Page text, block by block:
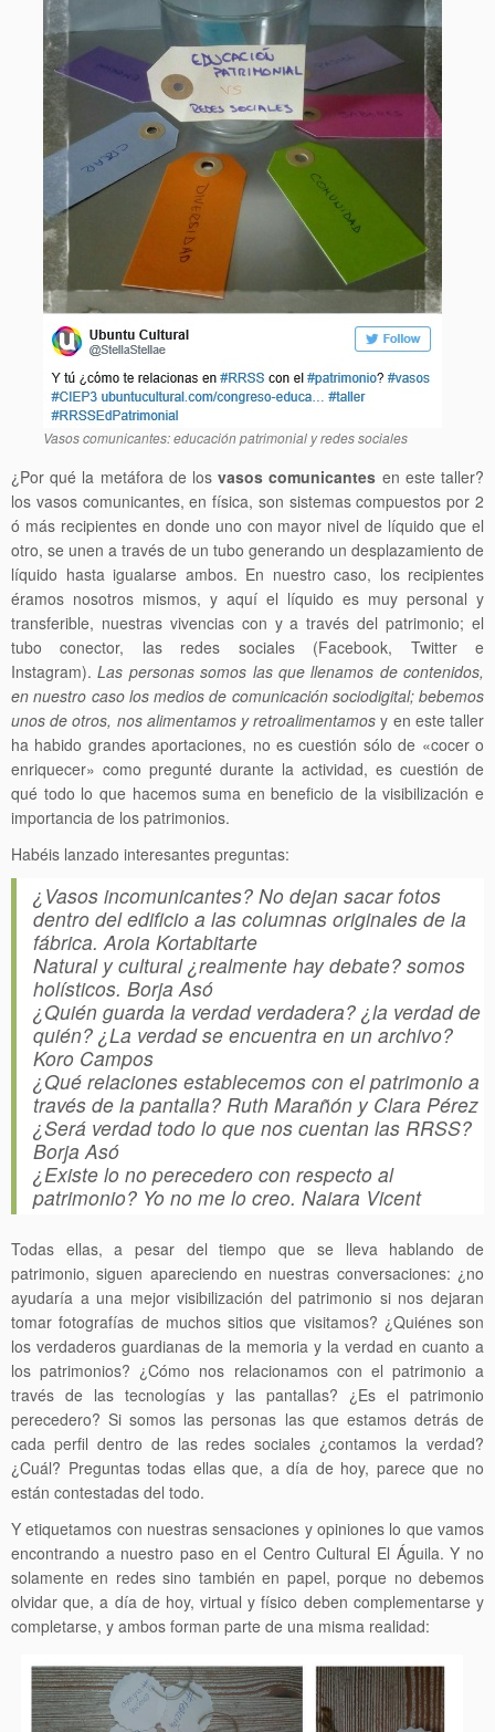
Vasos comunicantes: educación patrimonial y redes sociales
¿Por qué la metáfora de losvasos comunicantes en este taller?
los vasos comunicantes, en física, son sistemas compuestos por 2
ó más recipientes en donde uno con mayor nivel de líquido que el
otro, se unen a través de un tubo generando un desplazamiento de
líquido hasta igualarse ambos. En nuestro caso, los recipientes
éramos nosotros mismos, y aquí el líquido es muy personal y
transferible, nuestras vivencias con y a través del patrimonio; el
tubo conector, las redes sociales (Facebook, Twitter e
Instagram).Las personas somos las que llenamos de contenidos,
en nuestro caso los medios de comunicación sociodigital; bebemos
unos de otros, nos alimentamos y retroalimentamos y en este taller
ha habido grandes aportaciones, no es cuestión sólo de «cocer o
enriquecer» como pregunté durante la actividad, es cuestión de
qué todo lo que hacemos suma en beneficio de la visibilización e
importancia de los patrimonios.
Habéis lanzado interesantes preguntas:
¿Vasos incomunicantes? No dejan sacar fotos
dentro del edificio a las columnas originales de la
fábrica. Aroia Kortabitarte
Natural y cultural ¿realmente hay debate? somos
holísticos. Borja Asó
¿Quién guarda la verdad verdadera? ¿la verdad de
quién? ¿La verdad se encuentra en un archivo?
Koro Campos
¿Qué relaciones establecemos con el patrimonio a
través de la pantalla? Ruth Marañón y Clara Pérez
¿Será verdad todo lo que nos cuentan las RRSS?
Borja Asó
¿Existe lo no perecedero con respecto al
patrimonio? Yo no me lo creo. Naiara Vicent
Todas ellas, a pesar del tiempo que se lleva hablando de
patrimonio, siguen apareciendo en nuestras conversaciones: ¿no
ayudaría a una mejor visibilización del patrimonio si nos dejaran
tomar fotografías de muchos sitios que visitamos? ¿Quiénes son
los verdaderos guardianas de la memoria y la verdad en cuanto a
los patrimonios? ¿Cómo nos relacionamos con el patrimonio a
través de las tecnologías y las pantallas? ¿Es el patrimonio
perecedero? Si somos las personas las que estamos detrás de
cada perfil dentro de las redes sociales ¿contamos la verdad?
¿Cuál? Preguntas todas ellas que, a día de hoy, parece que no
están contestadas del todo.
Y etiquetamos con nuestras sensaciones y opiniones lo que vamos
encontrando a nuestro paso en el Centro Cultural El Águila. Y no
solamente en redes sino también en papel, porque no debemos
olvidar que, a día de hoy, virtual y físico deben complementarse y
completarse, y ambos forman parte de una misma realidad: